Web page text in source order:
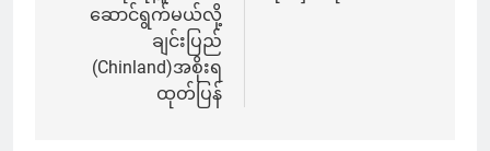
ဆောင်ရွက်မယ်လို့
ချင်းပြည်
(Chinland)အစိုးရ
ထုတ်ပြန်